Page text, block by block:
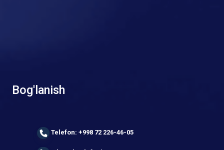
Bog'lanish
Telefon: +998 72 226-46-05